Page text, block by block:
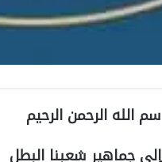
سم الله الرحمن الرحيم